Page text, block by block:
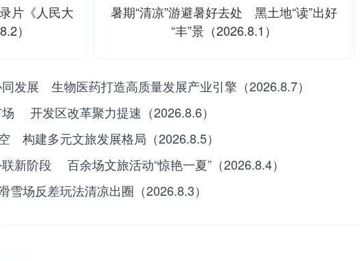
片《人民大
）
暑期“清凉”游避暑好去处 黑土地“读”出好
“丰”景（2026.8.1）
发展 生物医药打造高质量发展产业引擎（2026.8.7）
开发区改革聚力提速（2026.8.6）
构建多元文旅发展格局（2026.8.5）
新阶段 百余场文旅活动“惊艳一夏”（2026.8.4）
场反差玩法清凉出圈（2026.8.3）